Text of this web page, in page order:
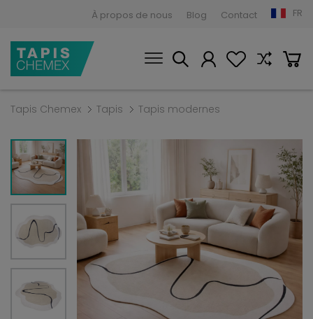
À propos de nous Blog Contact FR
Tapis Chemex Tapis Tapis modernes